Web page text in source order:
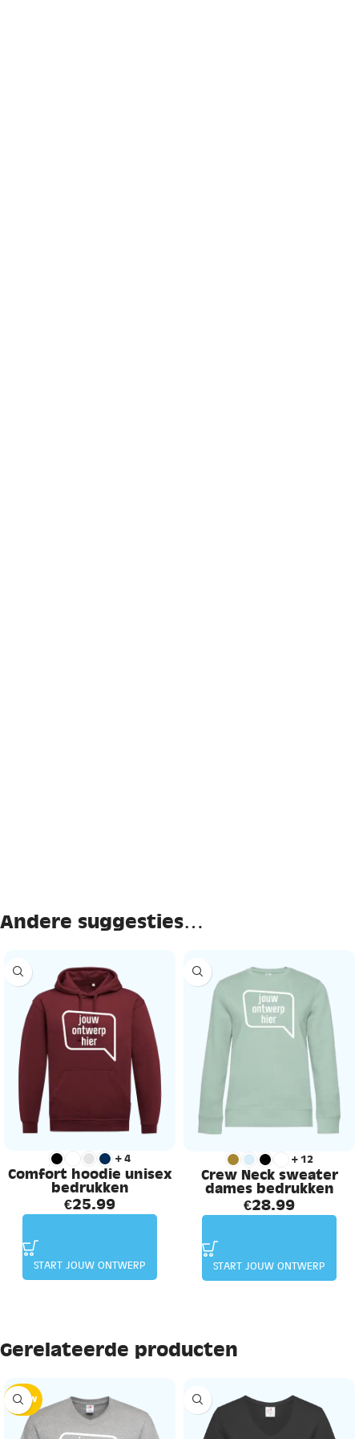
Andere suggesties…
+4
Comfort hoodie unisex
bedrukken
€25.99
START JOUW ONTWERP
+12
Crew Neck sweater
dames bedrukken
€28.99
START JOUW ONTWERP
Gerelateerde producten
NIEUW